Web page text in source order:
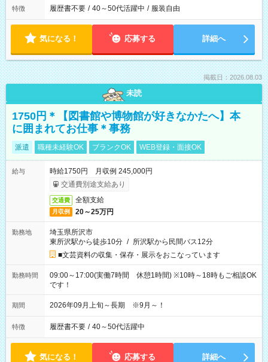
特徴 履歴書不要 / 40～50代活躍中 / 服装自由
気になる！ 応募する 詳細へ
掲載日：2026.08.03
未読
1750円＊【図書館や博物館が好きなかたへ】本
に囲まれてお仕事＊事務
派遣 職種未経験OK ブランクOK WEB登録・面接OK
給与
時給1750円 月収例 245,000円
交通費別途支給あり
交通費 全額支給
月収例 20～25万円
勤務地
埼玉県所沢市
東所沢駅から徒歩10分 / 所沢駅から民間バス12分
■文芸資料の収集・保存・展示をおこなっています
勤務時間
09:00～17:00(実働7時間 休憩1時間) ※10時～18時もご相談OK
です！
期間 2026年09月上旬～長期 ※9月～！
特徴 履歴書不要 / 40～50代活躍中
気になる！ 応募する 詳細へ